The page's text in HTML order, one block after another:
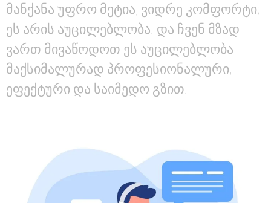
მანქანა უფრო მეტია, ვიდრე კომფორტი;
ეს არის აუცილებლობა. და ჩვენ მზად
ვართ მივაწოდოთ ეს აუცილებლობა
მაქსიმალურად პროფესიონალური,
ეფექტური და საიმედო გზით.